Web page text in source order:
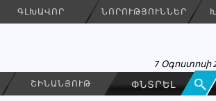
ԳԼԽԱՎՈՐ ՆՈՐՈՒԹՅՈՒՆՆԵՐ
7 Օգոստոսի
ՇԻՆԱՆՅՈՒԹ